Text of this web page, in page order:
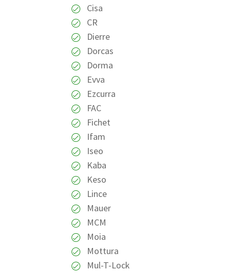
Cisa
CR
Dierre
Dorcas
Dorma
Evva
Ezcurra
FAC
Fichet
Ifam
Iseo
Kaba
Keso
Lince
Mauer
MCM
Moia
Mottura
Mul-T-Lock